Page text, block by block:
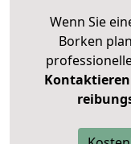
Wenn Sie
Borken